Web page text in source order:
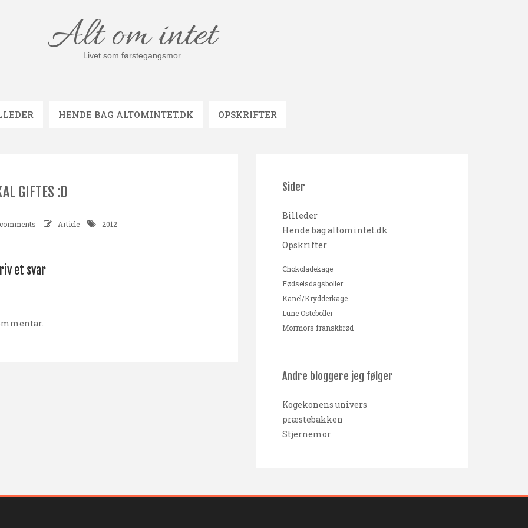
Alt om intet
Livet som førstegangsmor
HENDE BAG ALTOMINTET.DK OPSKRIFTER
GIFTES :D
Article 2012
et svar
Sider
Billeder
Hende bag altomintet.dk
Opskrifter
Chokoladekage
Fødselsdagsboller
Kanel/Krydderkage
Lune Osteboller
Mormors franskbrød
Andre bloggere jeg følger
Kogekonens univers
præstebakken
Stjernemor